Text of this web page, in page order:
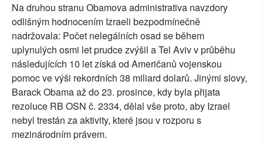
Na druhou stranu Obamova administrativa navzdory
odlišným hodnocením Izraeli bezpodmínečně
nadržovala: Počet nelegálních osad se během
uplynulých osmi let prudce zvýšil a Tel Aviv v průběhu
následujících 10 let získá od Američanů vojenskou
pomoc ve výši rekordních 38 miliard dolarů. Jinými slovy,
Barack Obama až do 23. prosince, kdy byla přijata
rezoluce RB OSN č. 2334, dělal vše proto, aby Izrael
nebyl trestán za aktivity, které jsou v rozporu s
mezinárodním právem.